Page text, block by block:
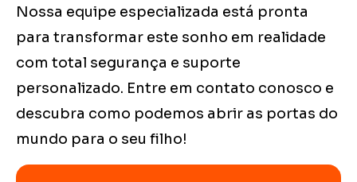
Nossa equipe especializada está pronta
para transformar este sonho em realidade
com total segurança e suporte
personalizado. Entre em contato conosco e
descubra como podemos abrir as portas do
mundo para o seu filho!